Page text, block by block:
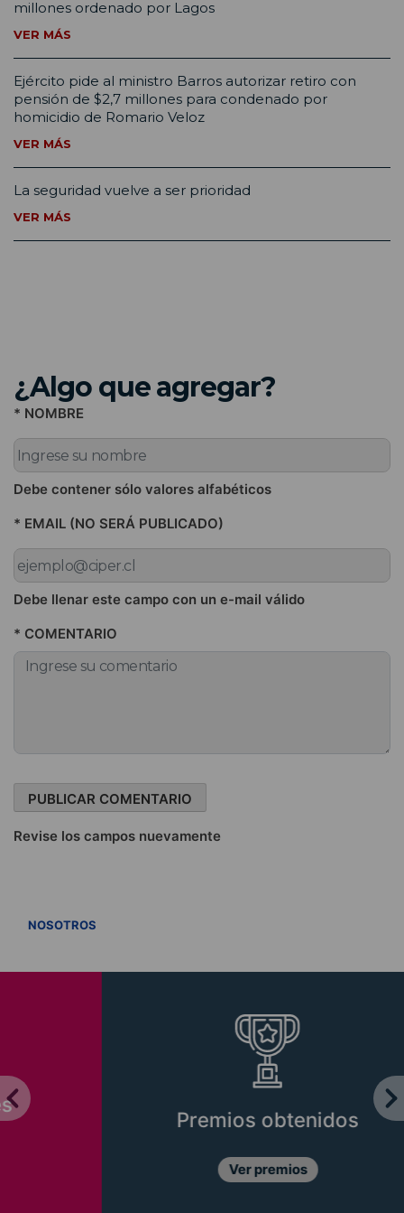
millones ordenado por Lagos
VER MÁS
Ejército pide al ministro Barros autorizar retiro con
pensión de $2,7 millones para condenado por
homicidio de Romario Veloz
VER MÁS
La seguridad vuelve a ser prioridad
VER MÁS
¿Algo que agregar?
* NOMBRE
Debe contener sólo valores alfabéticos
* EMAIL (NO SERÁ PUBLICADO)
Debe llenar este campo con un e-mail válido
* COMENTARIO
Revise los campos nuevamente
NOSOTROS
Premios obtenidos
Ver premios